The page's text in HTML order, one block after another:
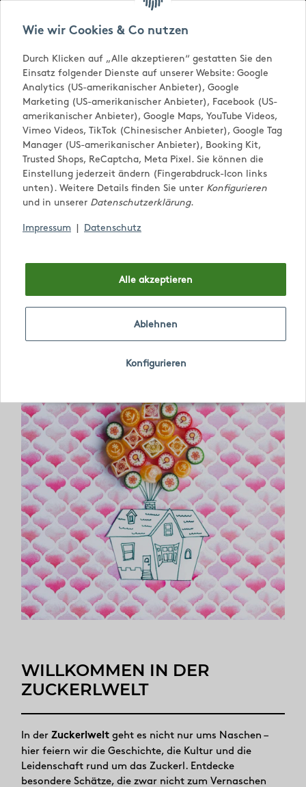
Versandkostenfrei ab € 65,-
0,00 €
Zuckerlwelt
WILLKOMMEN IN DER
ZUCKERLWELT
In der Zuckerlwelt geht es nicht nur ums Naschen –
hier feiern wir die Geschichte, die Kultur und die
Leidenschaft rund um das Zuckerl. Entdecke
besondere Schätze, die zwar nicht zum Vernaschen
Wie wir Cookies & Co nutzen
Durch Klicken auf „Alle akzeptieren“ gestatten Sie den
Einsatz folgender Dienste auf unserer Website: Google
Analytics (US-amerikanischer Anbieter), Google
Marketing (US-amerikanischer Anbieter), Facebook (US-
amerikanischer Anbieter), Google Maps, YouTube Videos,
Vimeo Videos, TikTok (Chinesischer Anbieter), Google Tag
Manager (US-amerikanischer Anbieter), Booking Kit,
Trusted Shops, ReCaptcha, Meta Pixel. Sie können die
Einstellung jederzeit ändern (Fingerabdruck-Icon links
unten). Weitere Details finden Sie unter Konfigurieren
und in unserer Datenschutzerklärung.
Impressum Datenschutz
Alle akzeptieren
Konfigurieren
Ablehnen